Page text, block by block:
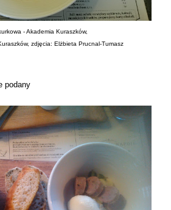
- Akademia Kuraszków,
zdjęcia: Elżbieta Prucnal-Tumasz
podany